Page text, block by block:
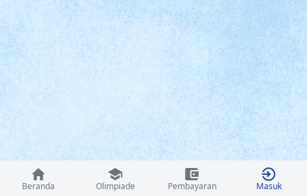
Beranda Olimpiade Pembayaran Masuk